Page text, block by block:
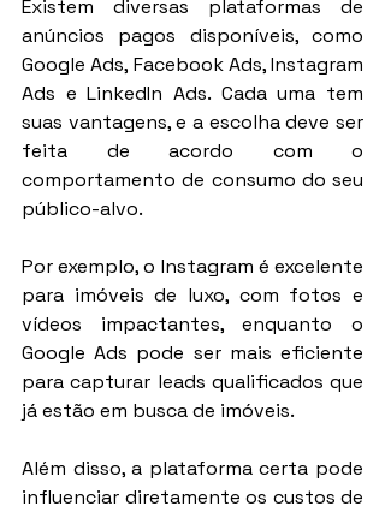
Existem diversas plataformas de
anúncios pagos disponíveis, como
Google Ads, Facebook Ads, Instagram
Ads e LinkedIn Ads. Cada uma tem
suas vantagens, e a escolha deve ser
feita de acordo com o
comportamento de consumo do seu
público-alvo.
Por exemplo, o Instagram é excelente
para imóveis de luxo, com fotos e
vídeos impactantes, enquanto o
Google Ads pode ser mais eficiente
para capturar leads qualificados que
já estão em busca de imóveis.
Além disso, a plataforma certa pode
influenciar diretamente os custos de